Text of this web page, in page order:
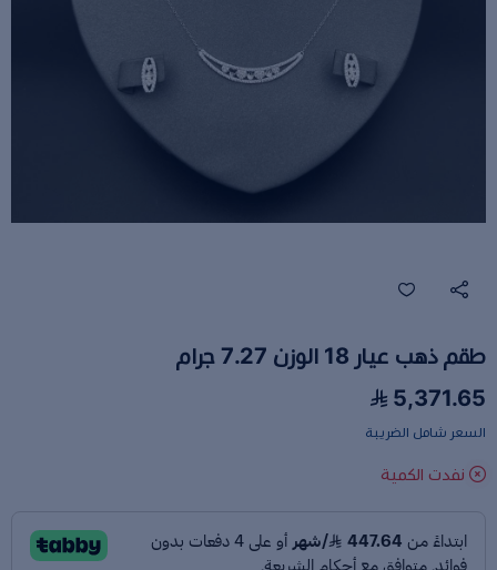
طقم ذهب عيار 18 الوزن 7.27 جرام
5,371.65
السعر شامل الضريبة
نفدت الكمية